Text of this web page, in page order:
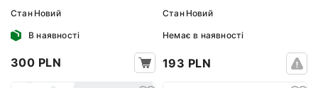
Стан Новий
В наявності
300 PLN
Стан Новий
Немає в наявності
193 PLN